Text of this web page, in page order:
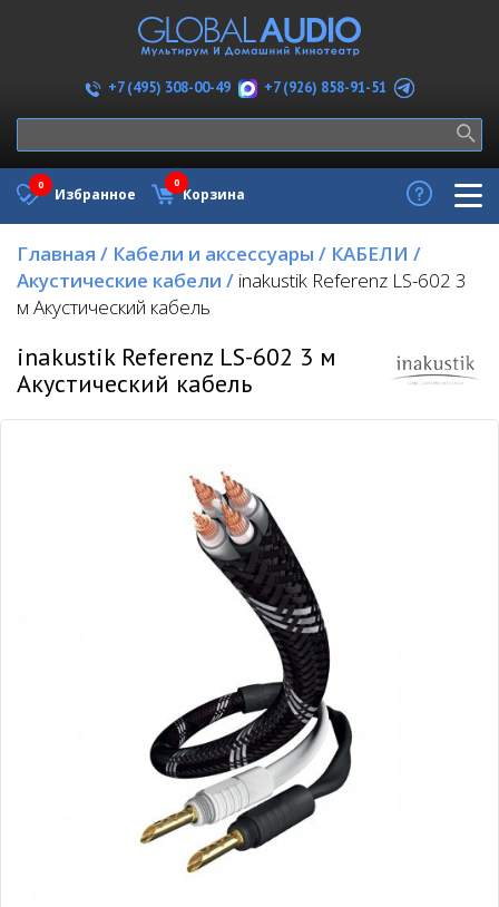
+7 (495) 308-00-49 +7 (926) 858-91-51
Избранное
0
Корзина
0
Главная / Кабели и аксессуары / КАБЕЛИ /
Акустические кабели / inakustik Referenz LS-602 3
м Акустический кабель
inakustik Referenz LS-602 3 м
Акустический кабель